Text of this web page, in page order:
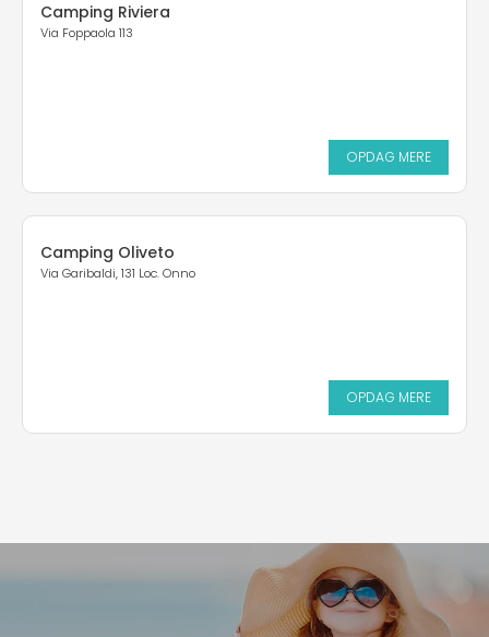
Camping Riviera
Via Foppaola 113
OPDAG MERE
Camping Oliveto
Via Garibaldi, 131 Loc. Onno
OPDAG MERE